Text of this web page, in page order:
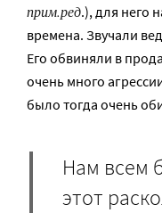
прим.ред.), для него
времена. Звучали
Его обвиняли в
очень много
было тогда очень
Нам всем
этот